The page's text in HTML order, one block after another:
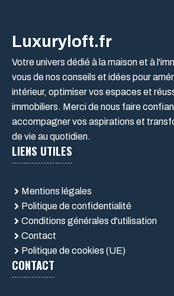
Luxuryloft.fr
Votre univers dédié à la maison et à
vous de nos conseils et idées pour
intérieur, optimiser vos espaces et
immobiliers. Merci de nous faire
accompagner vos aspirations et
de vie au quotidien.
LIENS UTILES
Mentions légales
Politique de confidentialité
Conditions générales d'utilisation
Contact
Politique de cookies (UE)
CONTACT